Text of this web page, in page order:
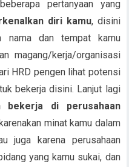
pertanyaan yang
diri kamu, disini
nama dan tempat kamu
magang/kerja/organisasi
HRD pengen lihat potensi
bekerja disini. Lanjut lagi
bekerja di perusahaan
minat kamu dalam
juga karena perusahaan
yang kamu sukai, dan